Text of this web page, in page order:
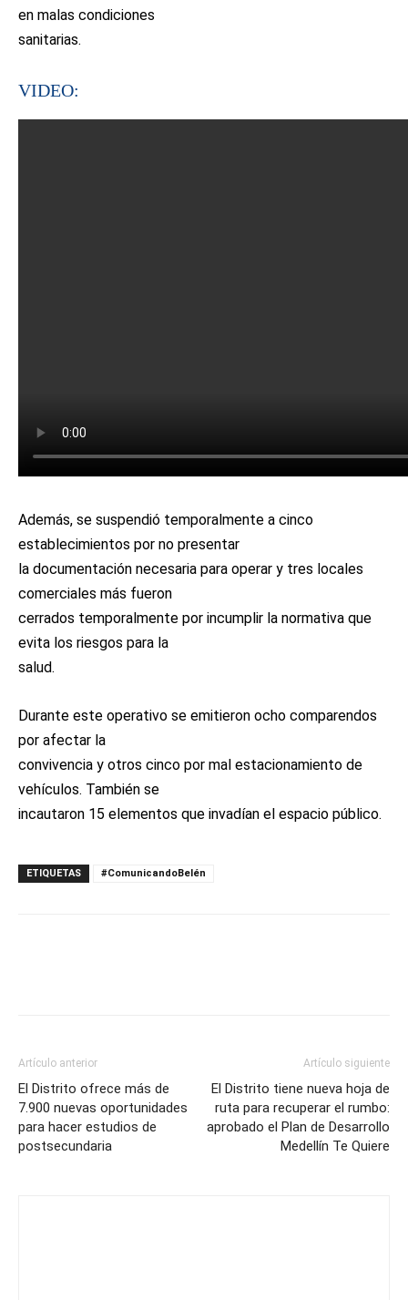
en malas condiciones
sanitarias.
VIDEO:
Además, se suspendió temporalmente a cinco
establecimientos por no presentar
la documentación necesaria para operar y tres locales
comerciales más fueron
cerrados temporalmente por incumplir la normativa que
evita los riesgos para la
salud.
Durante este operativo se emitieron ocho comparendos
por afectar la
convivencia y otros cinco por mal estacionamiento de
vehículos. También se
incautaron 15 elementos que invadían el espacio público.
ETIQUETAS #ComunicandoBelén
Artículo anterior
El Distrito ofrece más de
7.900 nuevas oportunidades
para hacer estudios de
postsecundaria
Artículo siguiente
El Distrito tiene nueva hoja de
ruta para recuperar el rumbo:
aprobado el Plan de Desarrollo
Medellín Te Quiere